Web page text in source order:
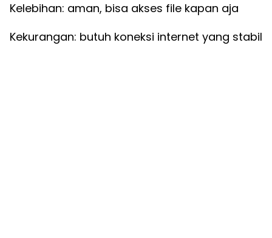
Kelebihan: aman, bisa akses file kapan aja
Kekurangan: butuh koneksi internet yang stabil